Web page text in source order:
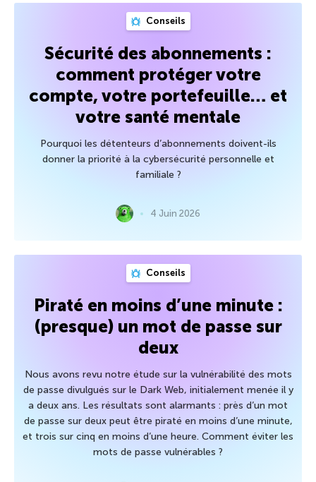
Conseils
Sécurité des abonnements :
comment protéger votre
compte, votre portefeuille… et
votre santé mentale
Pourquoi les détenteurs d’abonnements doivent-ils
donner la priorité à la cybersécurité personnelle et
familiale ?
4 Juin 2026
Conseils
Piraté en moins d’une minute :
(presque) un mot de passe sur
deux
Nous avons revu notre étude sur la vulnérabilité des mots
de passe divulgués sur le Dark Web, initialement menée il y
a deux ans. Les résultats sont alarmants : près d’un mot
de passe sur deux peut être piraté en moins d’une minute,
et trois sur cinq en moins d’une heure. Comment éviter les
mots de passe vulnérables ?